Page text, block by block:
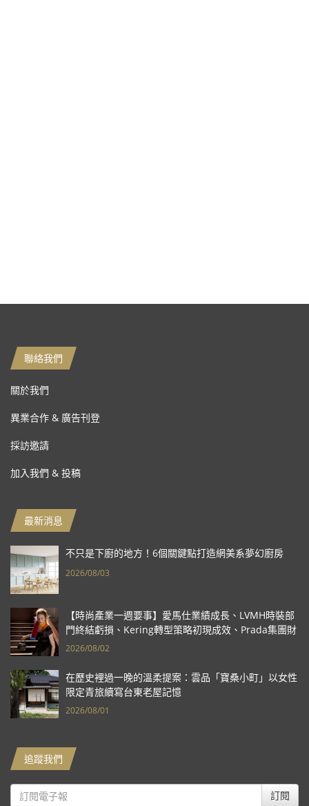
聯絡我們
關於我們
異業合作 & 廣告刊登
採訪邀請
加入我們 & 投稿
最新消息
不只是下廚的地方！6個關鍵點打造網美系夢幻廚房
2026/08/03
【時尚產業一週要事】愛馬仕業績成長、LVMH時裝部
門終結虧損、Kering轉型策略初現成效、Prada集團財
報亮眼
2026/08/02
在歷史裡過一晚的溫柔提案：雲品「寶桑小町」以女性
限定青旅續寫台東老屋記憶
2026/08/01
追蹤我們
訂閱